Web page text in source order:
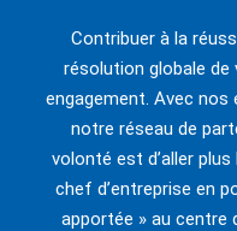
Contribuer à la
résolution globale
engagement. Avec nos
notre réseau de
volonté est d’aller
chef d’entreprise en
apportée » au centre